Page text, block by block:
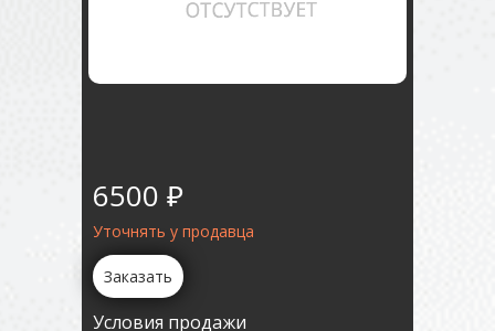
6500 ₽
Уточнять у продавца
Заказать
Условия продажи